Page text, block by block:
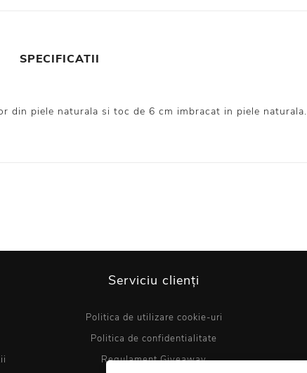
SPECIFICATII
din piele naturala si toc de 6 cm imbracat in piele naturala.
Serviciu clienți
Politica de utilizare cookie-uri
Politica de confidentialitate
Regulament Giveaway